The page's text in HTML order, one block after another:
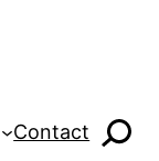
Contact